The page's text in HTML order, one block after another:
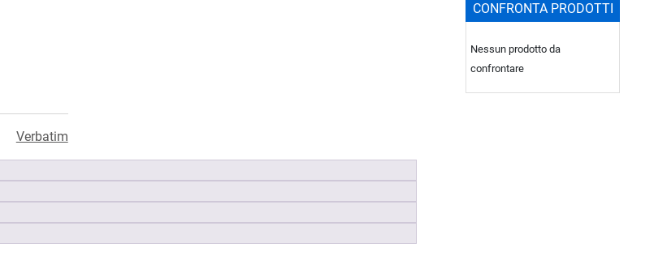
Verbatim
CONFRONTA PRODOTTI
Nessun prodotto da
confrontare